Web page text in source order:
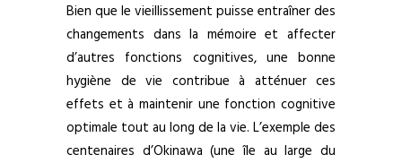
Bien que le vieillissement puisse entraîner des
changements dans la mémoire et affecter
d’autres fonctions cognitives, une bonne
hygiène de vie contribue à atténuer ces
effets et à maintenir une fonction cognitive
optimale tout au long de la vie. L’exemple des
centenaires d’Okinawa (une île au large du